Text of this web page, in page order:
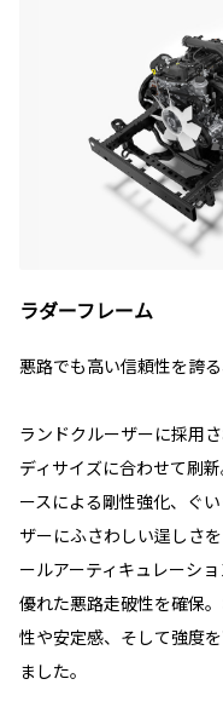
ラダーフレーム
悪路でも高い信頼性を誇
ランドクルーザーに採用
ディサイズに合わせて刷
ースによる剛性強化、ぐ
ザーにふさわしい逞しさ
ールアーティキュレーシ
優れた悪路走破性を確保
性や安定感、そして強度
ました。